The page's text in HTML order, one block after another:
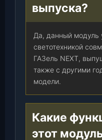
выпуска?
Да, данный модуль
светотехникой
ГАЗель NEXT,
также с другими
модели.
Какие
этот